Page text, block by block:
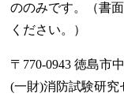
ののみです。（書
ください。）
〒770-0943 徳島市
(一財)消防試験研究